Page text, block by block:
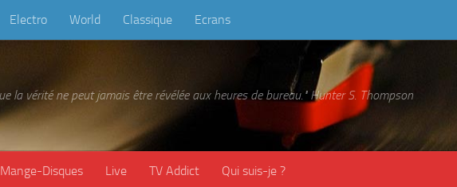
Electro World Classique Ecrans
la vérité ne peut jamais être révélée aux heures de bureau." Hunter S. Thompson
Mange-Disques Live TV Addict Qui suis-je ?